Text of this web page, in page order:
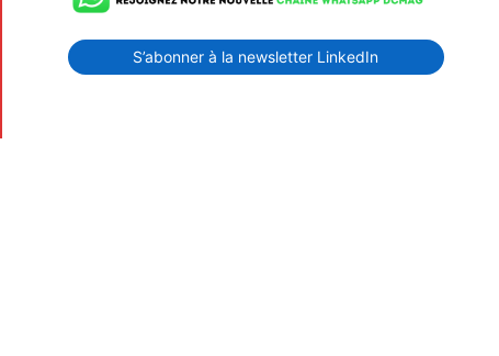
S’abonner à la newsletter LinkedIn